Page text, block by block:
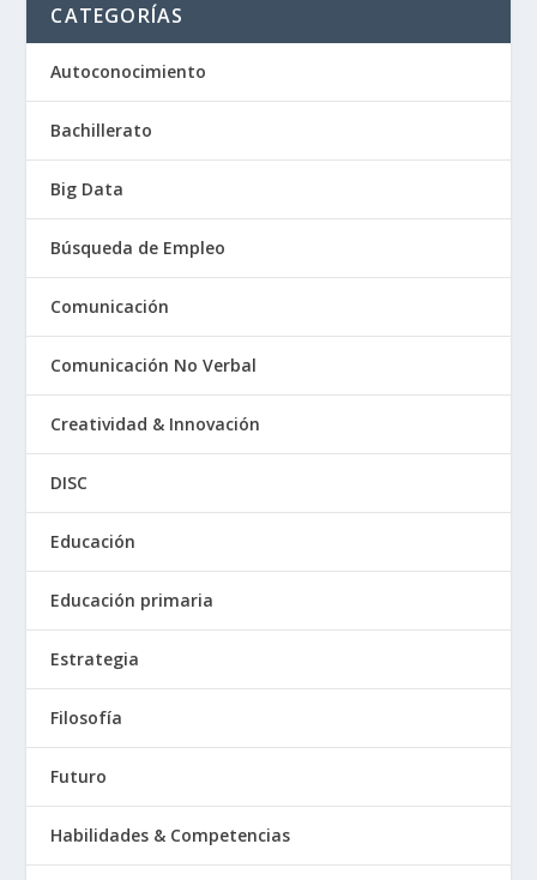
CATEGORÍAS
Autoconocimiento
Bachillerato
Big Data
Búsqueda de Empleo
Comunicación
Comunicación No Verbal
Creatividad & Innovación
DISC
Educación
Educación primaria
Estrategia
Filosofía
Futuro
Habilidades & Competencias